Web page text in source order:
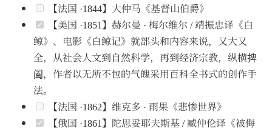
【法国 ·1844】大仲马《基督山伯爵》
【美国 ·1851】赫尔曼 · 梅尔维尔 / 靖振忠译《白
鲸》、电影《白鲸记》就部头和内容来说，又大又
全，从社会人文到自然科学，再到经济宗教，纵横捭
阖，作者以无所不包的气魄采用百科全书式的创作手
法。
【法国 ·1862】维克多 · 雨果《悲惨世界》
【俄国 ·1861】陀思妥耶夫斯基 / 臧仲伦译《被侮